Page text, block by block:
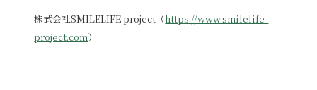
株式会社SMILELIFE project（https://www.smilelife-
project.com）